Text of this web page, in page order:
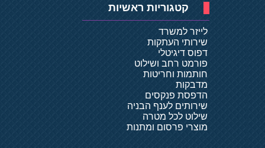
קטגוריות ראשיות
לייזר למשרד
שירותי העתקות
דפוס דיגיטלי
פורמט רחב ושילוט
חותמות וחריטות
מדבקות
הדפסת פנקסים
שירותים לענף הבניה
שילוט לכל מטרה
מוצרי פרסום ומתנות